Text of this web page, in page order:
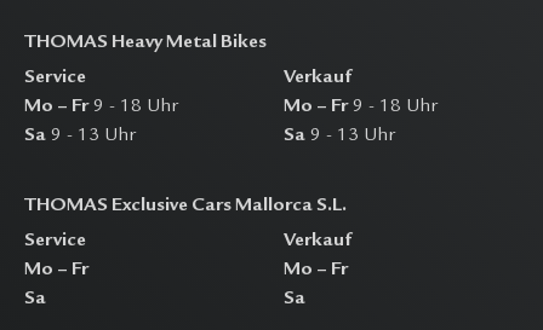
THOMAS Heavy Metal Bikes
Service
Mo – Fr9 - 18 Uhr
Sa 9 - 13 Uhr
Verkauf
Mo – Fr9 - 18 Uhr
Sa 9 - 13 Uhr
THOMAS Exclusive Cars Mallorca S.L.
Service
Mo – Fr
Sa
Verkauf
Mo – Fr
Sa